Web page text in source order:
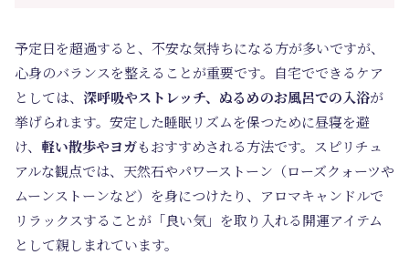
予定日を超過すると、不安な気持ちになる方が多いですが、
心身のバランスを整えることが重要です。自宅でできるケア
としては、 深呼吸やストレッチ、ぬるめのお風呂での入浴が
挙げられます。安定した睡眠リズムを保つために昼寝を避
け、 軽い散歩やヨガもおすすめされる方法です。スピリチュ
アルな観点では、天然石やパワーストーン（ローズクォーツや
ムーンストーンなど）を身につけたり、アロマキャンドルで
リラックスすることが「良い気」を取り入れる開運アイテム
として親しまれています。